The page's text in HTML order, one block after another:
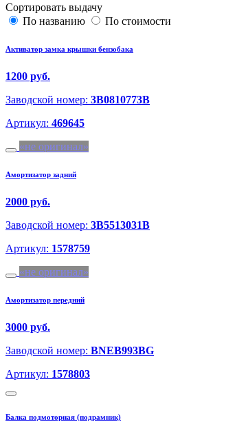
Сортировать выдачу
По названию
По стоимости
Активатор замка крышки бензобака
1200 руб.
Заводской номер: 3B0810773B
Артикул: 469645
не оригинал
Амортизатор задний
2000 руб.
Заводской номер: 3B5513031B
Артикул: 1578759
не оригинал
Амортизатор передний
3000 руб.
Заводской номер: BNEB993BG
Артикул: 1578803
Балка подмоторная (подрамник)